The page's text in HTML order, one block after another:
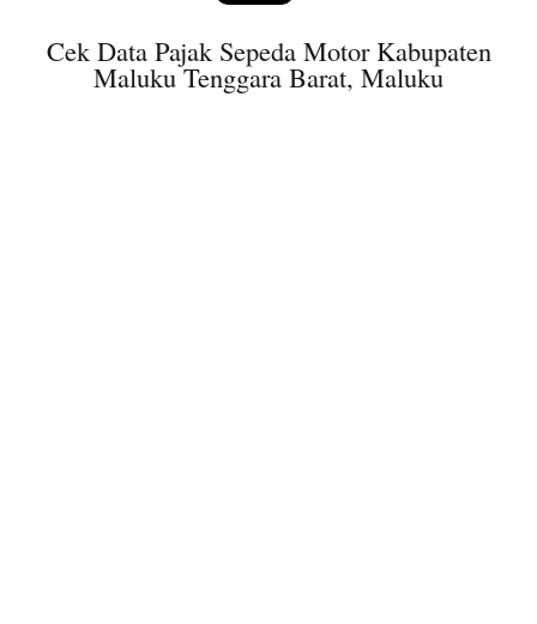
Cek Data Pajak Sepeda Motor Kabupaten
Maluku Tenggara Barat, Maluku